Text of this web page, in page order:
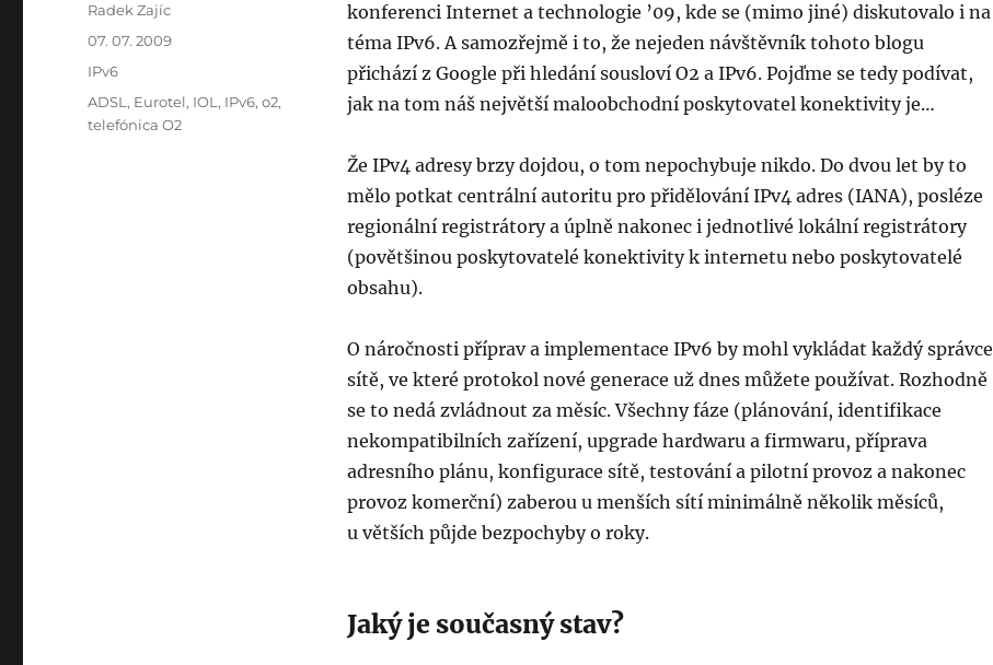
konferenci Internet a technologie ’09, kde se (mimo jiné) diskutovalo i na
téma IPv6. A samozřejmě i to, že nejeden návštěvník tohoto blogu
přichází z Google při hledání sousloví O2 a IPv6. Pojďme se tedy podívat,
jak na tom náš největší maloobchodní poskytovatel konektivity je…
Že IPv4 adresy brzy dojdou, o tom nepochybuje nikdo. Do dvou let by to
mělo potkat centrální autoritu pro přidělování IPv4 adres (IANA), posléze
regionální registrátory a úplně nakonec i jednotlivé lokální registrátory
(povětšinou poskytovatelé konektivity k internetu nebo poskytovatelé
obsahu).
O náročnosti příprav a implementace IPv6 by mohl vykládat každý správce
sítě, ve které protokol nové generace už dnes můžete používat. Rozhodně
se to nedá zvládnout za měsíc. Všechny fáze (plánování, identifikace
nekompatibilních zařízení, upgrade hardwaru a firmwaru, příprava
adresního plánu, konfigurace sítě, testování a pilotní provoz a nakonec
provoz komerční) zaberou u menších sítí minimálně několik měsíců,
u větších půjde bezpochyby o roky.
Jaký je současný stav?
Author
Radek Zajíc
Posted
07. 07. 2009
Categories
IPv6
Tags
ADSL , Eurotel, IOL , IPv6,o2,
telefónica O2